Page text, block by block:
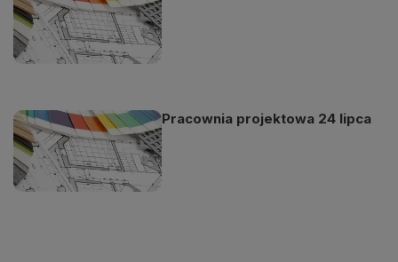
Pracownia projektowa 24 lipca
Odtwarzacz